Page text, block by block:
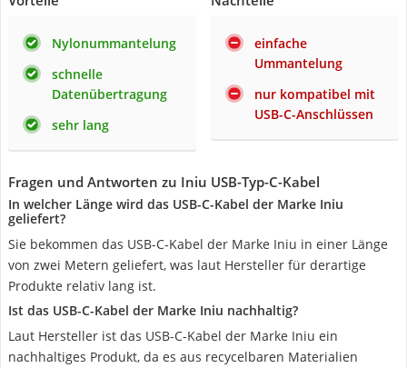
Nylonummantelung
schnelle
Datenübertragung
sehr lang
einfache
Ummantelung
nur kompatibel mit
USB-C-Anschlüssen
Fragen und Antworten zu Iniu USB-Typ-C-Kabel
In welcher Länge wird das USB-C-Kabel der Marke Iniu
geliefert?
Sie bekommen das USB-C-Kabel der Marke Iniu in einer Länge
von zwei Metern geliefert, was laut Hersteller für derartige
Produkte relativ lang ist.
Ist das USB-C-Kabel der Marke Iniu nachhaltig?
Laut Hersteller ist das USB-C-Kabel der Marke Iniu ein
nachhaltiges Produkt, da es aus recycelbaren Materialien